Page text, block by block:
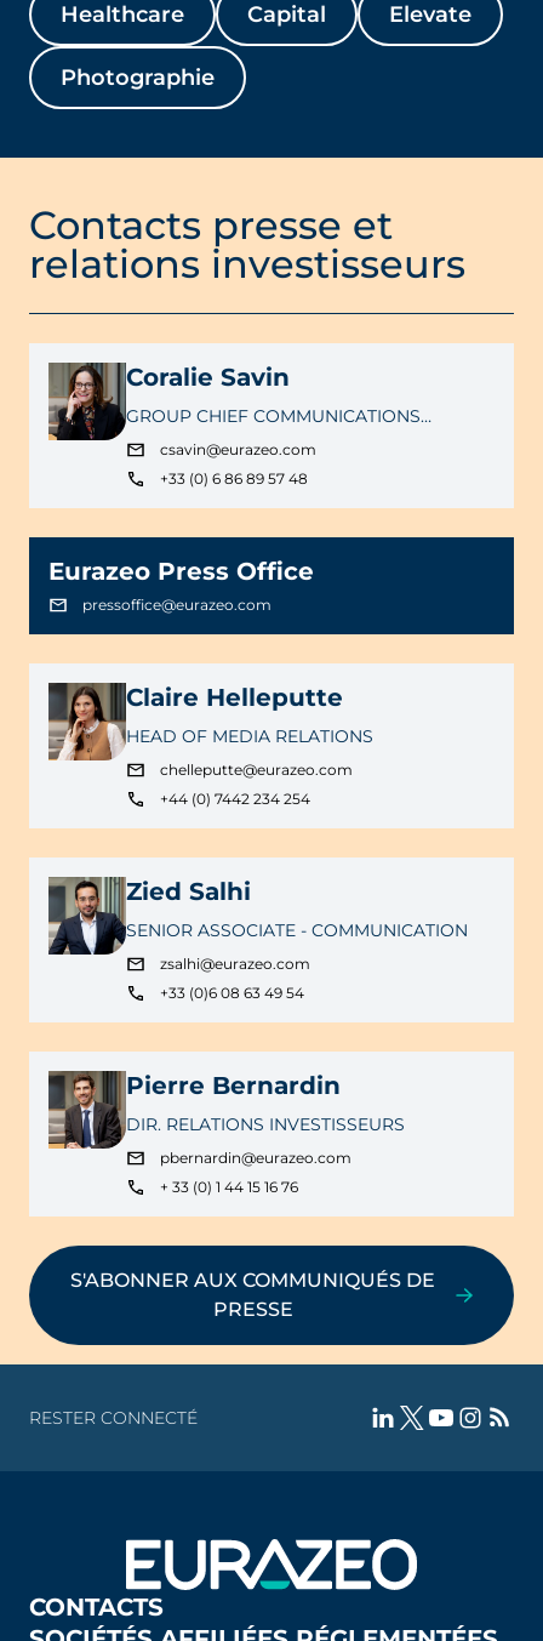
Healthcare Capital Elevate
Photographie
Contacts presse et
relations investisseurs
Coralie Savin
GROUP CHIEF COMMUNICATIONS
OFFICER
csavin@eurazeo.com
+33 (0) 6 86 89 57 48
Eurazeo Press Office
pressoffice@eurazeo.com
Claire Helleputte
HEAD OF MEDIA RELATIONS
chelleputte@eurazeo.com
+44 (0) 7442 234 254
Zied Salhi
SENIOR ASSOCIATE - COMMUNICATION
zsalhi@eurazeo.com
+33 (0)6 08 63 49 54
Pierre Bernardin
DIR. RELATIONS INVESTISSEURS
pbernardin@eurazeo.com
+ 33 (0) 1 44 15 16 76
S'ABONNER AUX COMMUNIQUÉS DE
PRESSE
RESTER CONNECTÉ
CONTACTS